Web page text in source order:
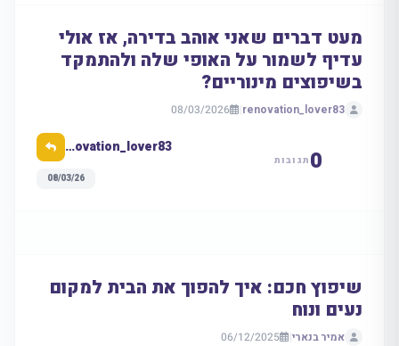
מעט דברים שאני אוהב בדירה, אז אולי
עדיף לשמור על האופי שלה ולהתמקד
בשיפוצים מינוריים?
renovation_lover83
|
08/03/2026
0 תגובות
renovation_lover83
08/03/26
שיפוץ חכם: איך להפוך את הבית למקום
נעים ונוח
אמיר בנארי|
06/12/2025